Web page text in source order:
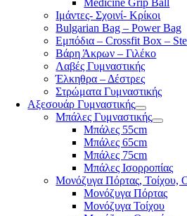
Medicine Grip Ball
Ιμάντες- Σχοινί- Κρίκοι
Bulgarian Bag – Power Bag
Εμπόδια – Crossfit Box –
Βάρη Άκρων – Γιλέκο
Λαβές Γυμναστικής
Έλκηθρα – Δέστρες
Στρώματα Γυμναστικής
Αξεσουάρ Γυμναστικής
Μπάλες Γυμναστικής
Μπάλες 55cm
Μπάλες 65cm
Μπάλες 75cm
Μπάλες Ισορροπίας
Μονόζυγα Πόρτας, Τοίχου,
Μονόζυγα Πόρτας
Μονόζυγα Τοίχου